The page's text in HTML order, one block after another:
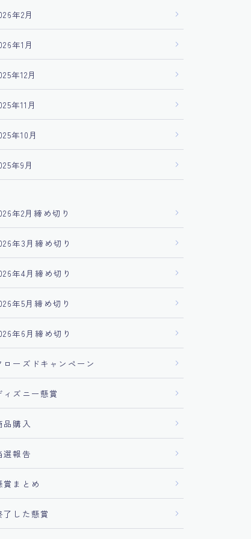
年2月
年1月
年12月
年11月
年10月
年9月
年2月締め切り
年3月締め切り
年4月締め切り
年5月締め切り
年6月締め切り
ローズドキャンペーン
ィズニー懸賞
品購入
選報告
賞まとめ
了した懸賞